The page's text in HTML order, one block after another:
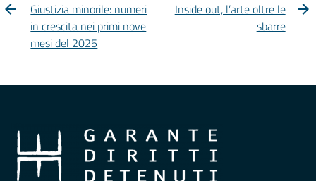
Giustizia minorile: numeri
in crescita nei primi nove
mesi del 2025
Inside out, l’arte oltre le
sbarre